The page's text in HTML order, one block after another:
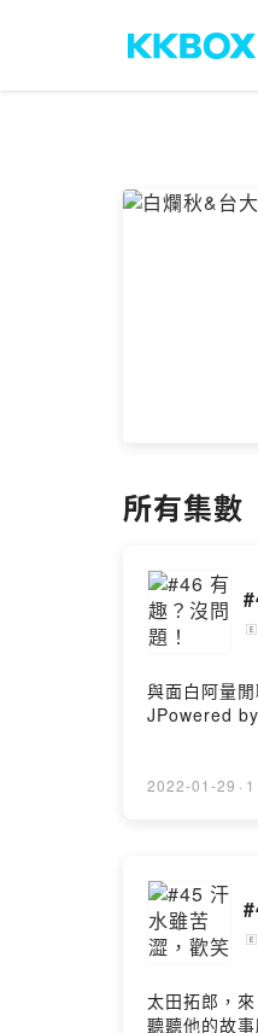
所有集數
🄴
與面白阿量
JPowered
2022-01-29 ·
🄴
太田拓郎，
聽聽他的故